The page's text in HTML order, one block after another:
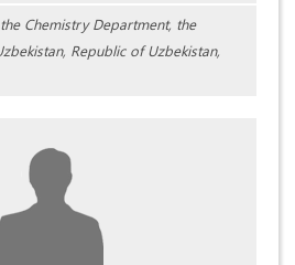
Chemistry Department, the
Republic of Uzbekistan,